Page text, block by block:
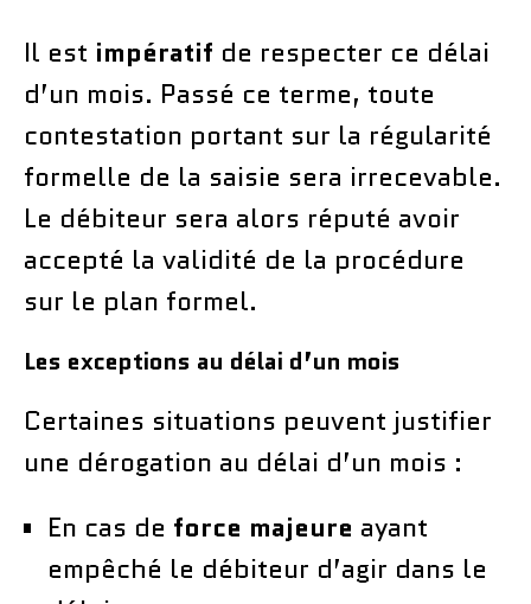
Il est impératif de respecter ce délai
d’un mois. Passé ce terme, toute
contestation portant sur la régularité
formelle de la saisie sera irrecevable.
Le débiteur sera alors réputé avoir
accepté la validité de la procédure
sur le plan formel.
Les exceptions au délai d’un mois
Certaines situations peuvent justifier
une dérogation au délai d’un mois :
En cas de force majeure ayant
empêché le débiteur d’agir dans le